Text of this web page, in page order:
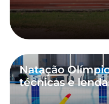
Natação
técnicas e